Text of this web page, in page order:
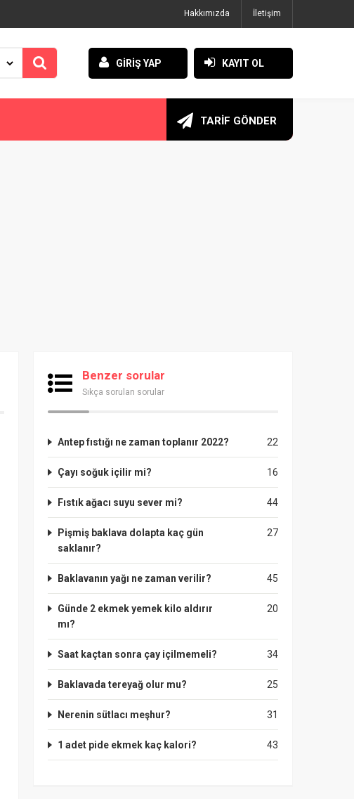
Hakkımızda İletişim
GİRİŞ YAP KAYIT OL
TARİF GÖNDER
Benzer sorular
Sıkça sorulan sorular
22
Antep fıstığı ne zaman toplanır 2022?
16
Çayı soğuk içilir mi?
44
Fıstık ağacı suyu sever mi?
27
Pişmiş baklava dolapta kaç gün
saklanır?
45
Baklavanın yağı ne zaman verilir?
20
Günde 2 ekmek yemek kilo aldırır
mı?
34
Saat kaçtan sonra çay içilmemeli?
25
Baklavada tereyağ olur mu?
31
Nerenin sütlacı meşhur?
43
1 adet pide ekmek kaç kalori?